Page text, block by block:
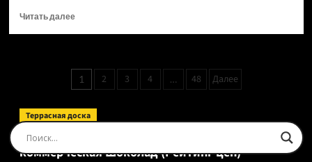
Читать далееПрочитать
ламинат
CronaFloor
Саломон
(Рейтинг
Пагинация
записей
1 2 3 4 … 48 Далее
Террасная доска
Доска террасная Ecodecking Tehno Полнотелая
коммерческая Шоколад (Рейтинг цен)